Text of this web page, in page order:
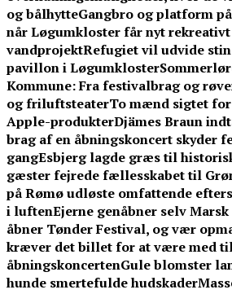
og bålhytteGangbro og platform
når Løgumkloster får nyt rekreativt
vandprojektRefugiet vil udvide
pavillon i Løgumkloster
Kommune: Fra festivalbrag og
og friluftsteaterTo mænd sigtet
Apple-produkterDjämes Braun
brag af en åbningskoncert skyder
gangEsbjerg lagde græs til
gæster fejrede fællesskabet til
på Rømø udløste omfattende
i luftenEjerne genåbner selv
åbner Tønder Festival, og vær
kræver det billet for at være med
åbningskoncertenGule blomster
hunde smertefulde hudskader